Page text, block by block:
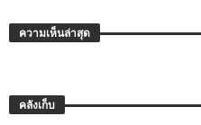
ความเห็นล่าสุด
คลังเก็บ